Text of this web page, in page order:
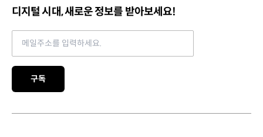
디지털 시대, 새로운 정보를 받아보세요!
Email address
구독